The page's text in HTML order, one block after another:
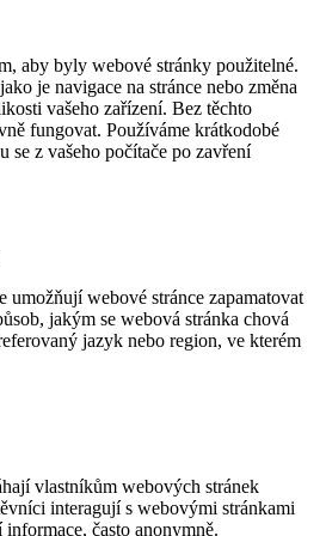
aby byly webové stránky použitelné.
je navigace na stránce nebo změna
vašeho zařízení. Bez těchto
fungovat. Používáme krátkodobé
se z vašeho počítače po zavření
umožňují webové stránce zapamatovat
jakým se webová stránka chová
jazyk nebo region, ve kterém
vlastníkům webových stránek
interagují s webovými stránkami
často anonymně.